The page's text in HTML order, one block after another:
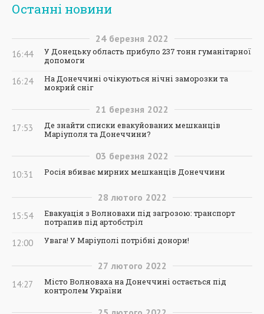
Останні новини
24 березня 2022
16:44
У Донецьку область прибуло 237 тонн гуманітарної
допомоги
16:24
На Донеччині очікуються нічні заморозки та
мокрий сніг
21 березня 2022
17:53
Де знайти списки евакуйованих мешканців
Маріуполя та Донеччини?
03 березня 2022
10:31 Росія вбиває мирних мешканців Донеччини
28 лютого 2022
15:54
Евакуація з Волновахи під загрозою: транспорт
потрапив під артобстріл
12:00 Увага! У Маріуполі потрібні донори!
27 лютого 2022
14:27
Місто Волноваха на Донеччині остається під
контролем України